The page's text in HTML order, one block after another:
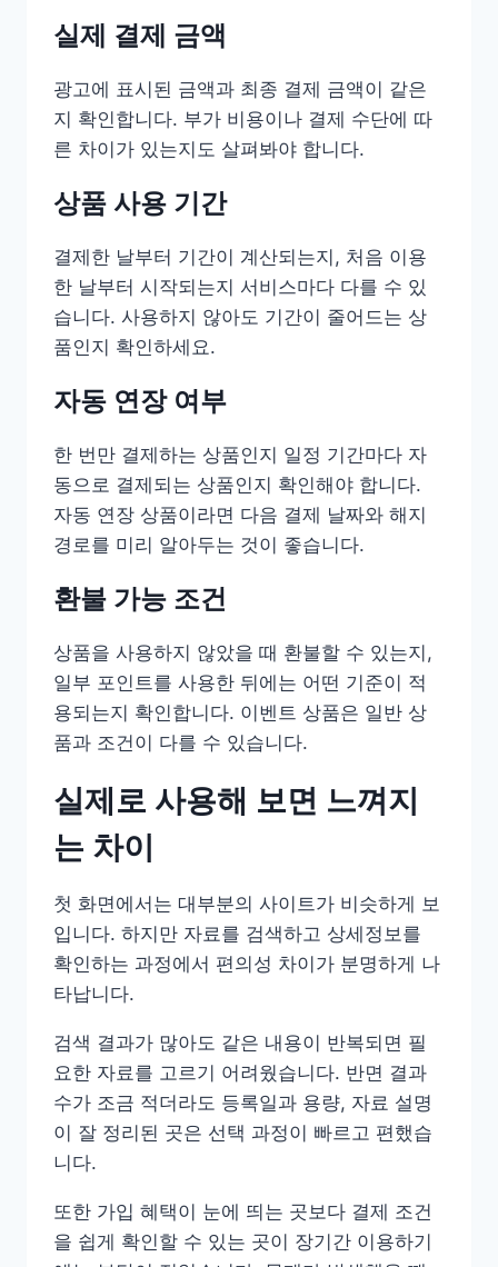
실제 결제 금액
광고에 표시된 금액과 최종 결제 금액이 같은
지 확인합니다. 부가 비용이나 결제 수단에 따
른 차이가 있는지도 살펴봐야 합니다.
상품 사용 기간
결제한 날부터 기간이 계산되는지, 처음 이용
한 날부터 시작되는지 서비스마다 다를 수 있
습니다. 사용하지 않아도 기간이 줄어드는 상
품인지 확인하세요.
자동 연장 여부
한 번만 결제하는 상품인지 일정 기간마다 자
동으로 결제되는 상품인지 확인해야 합니다.
자동 연장 상품이라면 다음 결제 날짜와 해지
경로를 미리 알아두는 것이 좋습니다.
환불 가능 조건
상품을 사용하지 않았을 때 환불할 수 있는지,
일부 포인트를 사용한 뒤에는 어떤 기준이 적
용되는지 확인합니다. 이벤트 상품은 일반 상
품과 조건이 다를 수 있습니다.
실제로 사용해 보면 느껴지
는 차이
첫 화면에서는 대부분의 사이트가 비슷하게 보
입니다. 하지만 자료를 검색하고 상세정보를
확인하는 과정에서 편의성 차이가 분명하게 나
타납니다.
검색 결과가 많아도 같은 내용이 반복되면 필
요한 자료를 고르기 어려웠습니다. 반면 결과
수가 조금 적더라도 등록일과 용량, 자료 설명
이 잘 정리된 곳은 선택 과정이 빠르고 편했습
니다.
또한 가입 혜택이 눈에 띄는 곳보다 결제 조건
을 쉽게 확인할 수 있는 곳이 장기간 이용하기